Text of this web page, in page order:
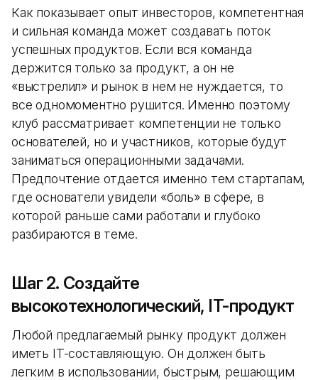
Как показывает опыт инвесторов, компетентная
и сильная команда может создавать поток
успешных продуктов. Если вся команда
держится только за продукт, а он не
«выстрелил» и рынок в нем не нуждается, то
все одномоментно рушится. Именно поэтому
клуб рассматривает компетенции не только
основателей, но и участников, которые будут
заниматься операционными задачами.
Предпочтение отдается именно тем стартапам,
где основатели увидели «боль» в сфере, в
которой раньше сами работали и глубоко
разбираются в теме.
Шаг 2. Создайте
высокотехнологический, IT-продукт
Любой предлагаемый рынку продукт должен
иметь IT-составляющую. Он должен быть
легким в использовании, быстрым, решающим